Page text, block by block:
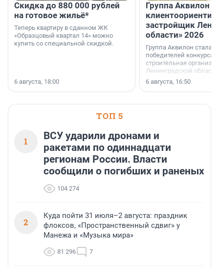
Скидка до 880 000 рублей
на готовое жильё*
Теперь квартиру в сданном ЖК
«Образцовый квартал 14» можно
купить со специальной скидкой.
6 августа, 18:00
Группа Аквилон
застройщик
области» 2026
Группа Аквилон стала
победителей конкурса
строительная
Ленинградской области
номинации «Самый
застройщик
области».
6 августа, 16:50
ТОП 5
1
ВСУ ударили дронами и
ракетами по одиннадцати
регионам России. Власти
сообщили о погибших и раненых
104 274
2
Куда пойти 31 июля–2 августа: праздник
флоксов, «Пространственный сдвиг» у
Манежа и «Музыка мира»
81 296 7